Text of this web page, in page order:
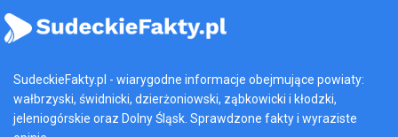
SudeckieFakty.pl - wiarygodne informacje obejmujące powiaty:
wałbrzyski, świdnicki, dzierżoniowski, ząbkowicki i kłodzki,
jeleniogórskie oraz Dolny Śląsk. Sprawdzone fakty i wyraziste